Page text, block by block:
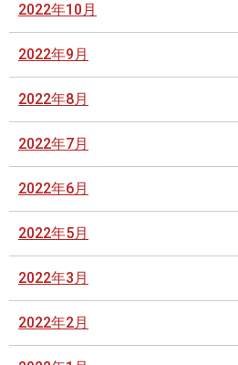
2022年10月
2022年9月
2022年8月
2022年7月
2022年6月
2022年5月
2022年3月
2022年2月